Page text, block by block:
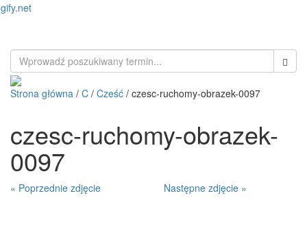
gify.net
Strona główna / C / Cześć / czesc-ruchomy-obrazek-0097
czesc-ruchomy-obrazek-
0097
« Poprzednie zdjęcie Następne zdjęcie »